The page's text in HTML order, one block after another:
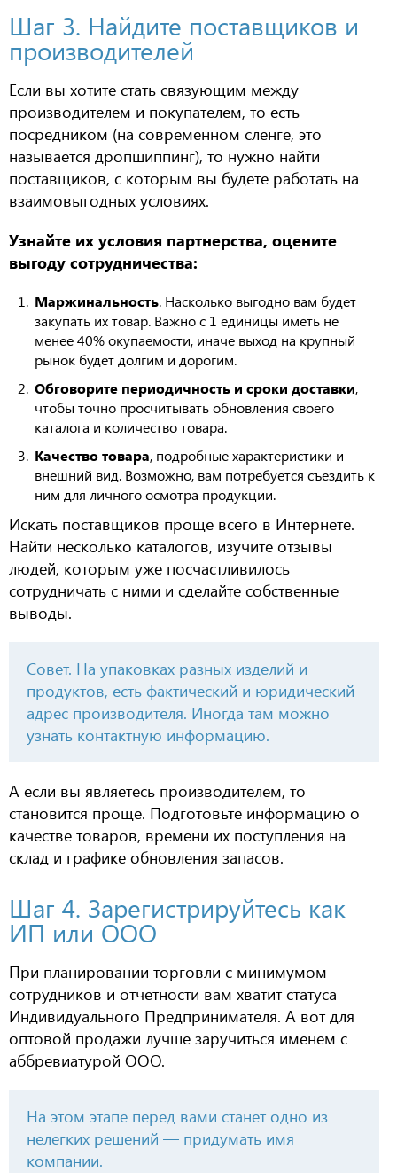
Шаг 3. Найдите поставщиков и
производителей
Если вы хотите стать связующим между
производителем и покупателем, то есть
посредником (на современном сленге, это
называется дропшиппинг), то нужно найти
поставщиков, с которым вы будете работать на
взаимовыгодных условиях.
Узнайте их условия партнерства, оцените
выгоду сотрудничества:
Маржинальность. Насколько выгодно вам будет
закупать их товар. Важно с 1 единицы иметь не
менее 40% окупаемости, иначе выход на крупный
рынок будет долгим и дорогим.
Обговорите периодичность и сроки доставки,
чтобы точно просчитывать обновления своего
каталога и количество товара.
Качество товара, подробные характеристики и
внешний вид. Возможно, вам потребуется съездить к
ним для личного осмотра продукции.
Искать поставщиков проще всего в Интернете.
Найти несколько каталогов, изучите отзывы
людей, которым уже посчастливилось
сотрудничать с ними и сделайте собственные
выводы.
Совет. На упаковках разных изделий и
продуктов, есть фактический и юридический
адрес производителя. Иногда там можно
узнать контактную информацию.
А если вы являетесь производителем, то
становится проще. Подготовьте информацию о
качестве товаров, времени их поступления на
склад и графике обновления запасов.
Шаг 4. Зарегистрируйтесь как
ИП или ООО
При планировании торговли с минимумом
сотрудников и отчетности вам хватит статуса
Индивидуального Предпринимателя. А вот для
оптовой продажи лучше заручиться именем с
аббревиатурой ООО.
На этом этапе перед вами станет одно из
нелегких решений — придумать имя
компании.